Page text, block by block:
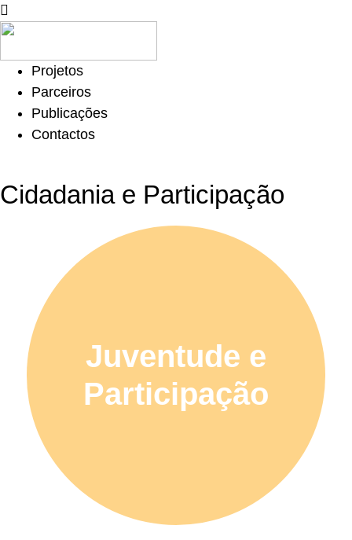
Projetos
Parceiros
Publicações
Contactos
Cidadania e Participação
Juventude e
Participação